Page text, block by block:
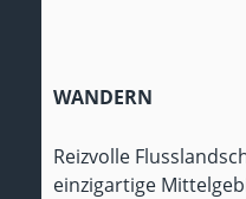
WANDERN
Reizvolle
einzigartige